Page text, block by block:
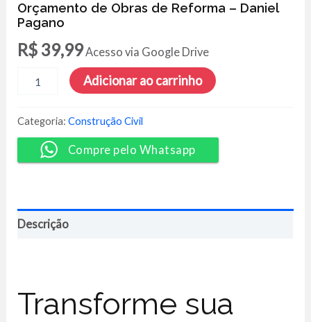
Orçamento de Obras de Reforma – Daniel
Pagano
R$ 39,99Acesso via Google Drive
de
Reforma
-
Daniel
Adicionar ao carrinho
Categoria:Construção Civil
Compre pelo Whatsapp
Descrição
Transforme sua